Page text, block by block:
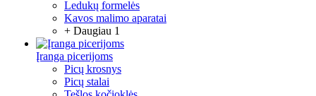
Ledukų formelės
Kavos malimo aparatai
+ Daugiau 1
Įranga picerijoms
Picų krosnys
Picų stalai